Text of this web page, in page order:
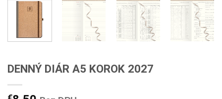
DENNÝ DIÁR A5 KOROK 2027